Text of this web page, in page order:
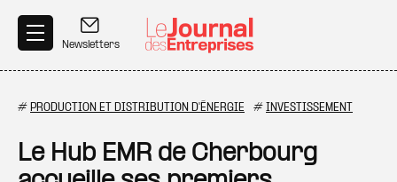
Newsletters
# PRODUCTION ET DISTRIBUTION D'ÉNERGIE # INVESTISSEMENT
Le Hub EMR de Cherbourg